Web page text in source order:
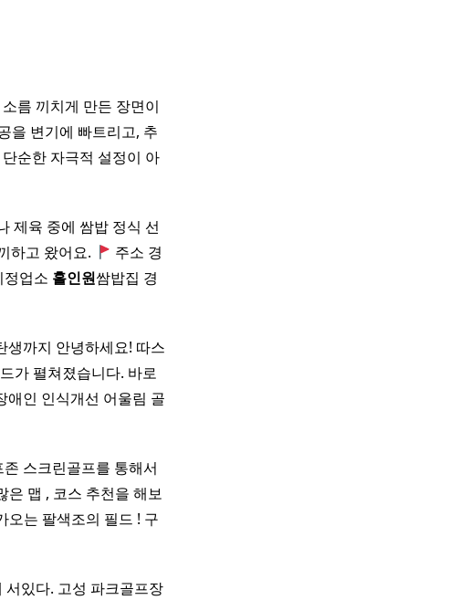
름 끼치게 만든 장면이
을 변기에 빠트리고, 추
순한 자극적 설정이 아
제육 중에 쌈밥 정식 선
하고 왔어요.
주소 경
정업소 홀인원쌈밥집 경
생까지 안녕하세요! 따스
가 펼쳐졌습니다. 바로
애인 인식개선 어울림 골
스크린골프를 통해서
은 맵 , 코스 추천을 해보
오는 팔색조의 필드 ! 구
있다. 고성 파크골프장